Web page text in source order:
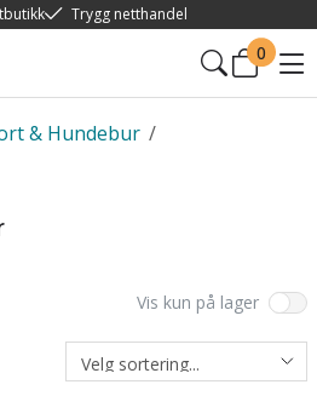
Trygg netthandel
0
/
& Hundebur
Vis kun på lager